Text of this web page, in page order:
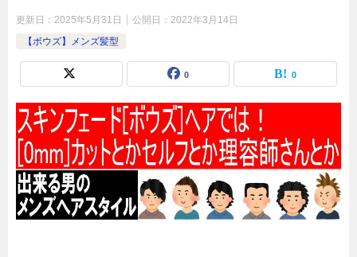
更新日： 2025年5月31日 公開日： 2022年3月14日
【ボウズ】メンズ髪型
0 0